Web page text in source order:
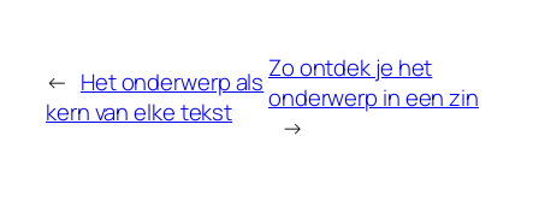
← Het onderwerp als
kern van elke tekst
Zo ontdek je het
onderwerp in een zin
→